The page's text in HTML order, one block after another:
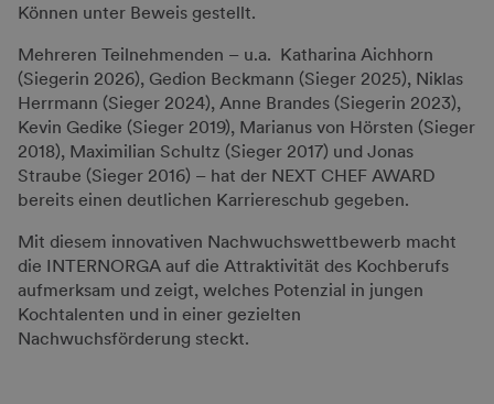
Können unter Beweis gestellt.
Mehreren Teilnehmenden – u.a. Katharina Aichhorn
(Siegerin 2026), Gedion Beckmann (Sieger 2025), Niklas
Herrmann (Sieger 2024), Anne Brandes (Siegerin 2023),
Kevin Gedike (Sieger 2019), Marianus von Hörsten (Sieger
2018), Maximilian Schultz (Sieger 2017) und Jonas
Straube (Sieger 2016) – hat der NEXT CHEF AWARD
bereits einen deutlichen Karriereschub gegeben.
Mit diesem innovativen Nachwuchswettbewerb macht
die INTERNORGA auf die Attraktivität des Kochberufs
aufmerksam und zeigt, welches Potenzial in jungen
Kochtalenten und in einer gezielten
Nachwuchsförderung steckt.